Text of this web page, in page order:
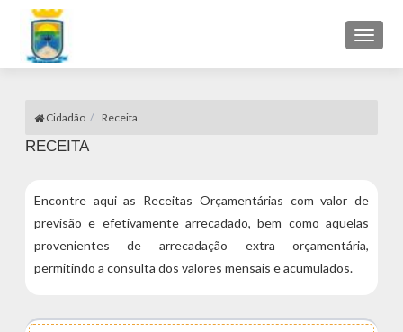
Toggle
Cidadão Receita
RECEITA
Encontre aqui as Receitas Orçamentárias com valor de
previsão e efetivamente arrecadado, bem como aquelas
provenientes de arrecadação extra orçamentária,
permitindo a consulta dos valores mensais e acumulados.